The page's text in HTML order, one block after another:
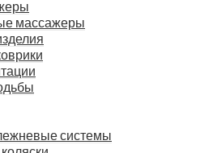
массажеры
системы